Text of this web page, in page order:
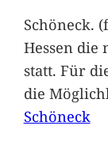
Schöneck.
Hessen die
statt. Für
die
Schöneck